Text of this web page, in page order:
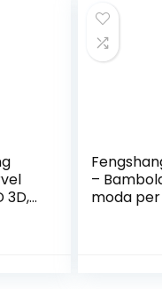
Ragazzo
Stanza
3D,
–
moda per